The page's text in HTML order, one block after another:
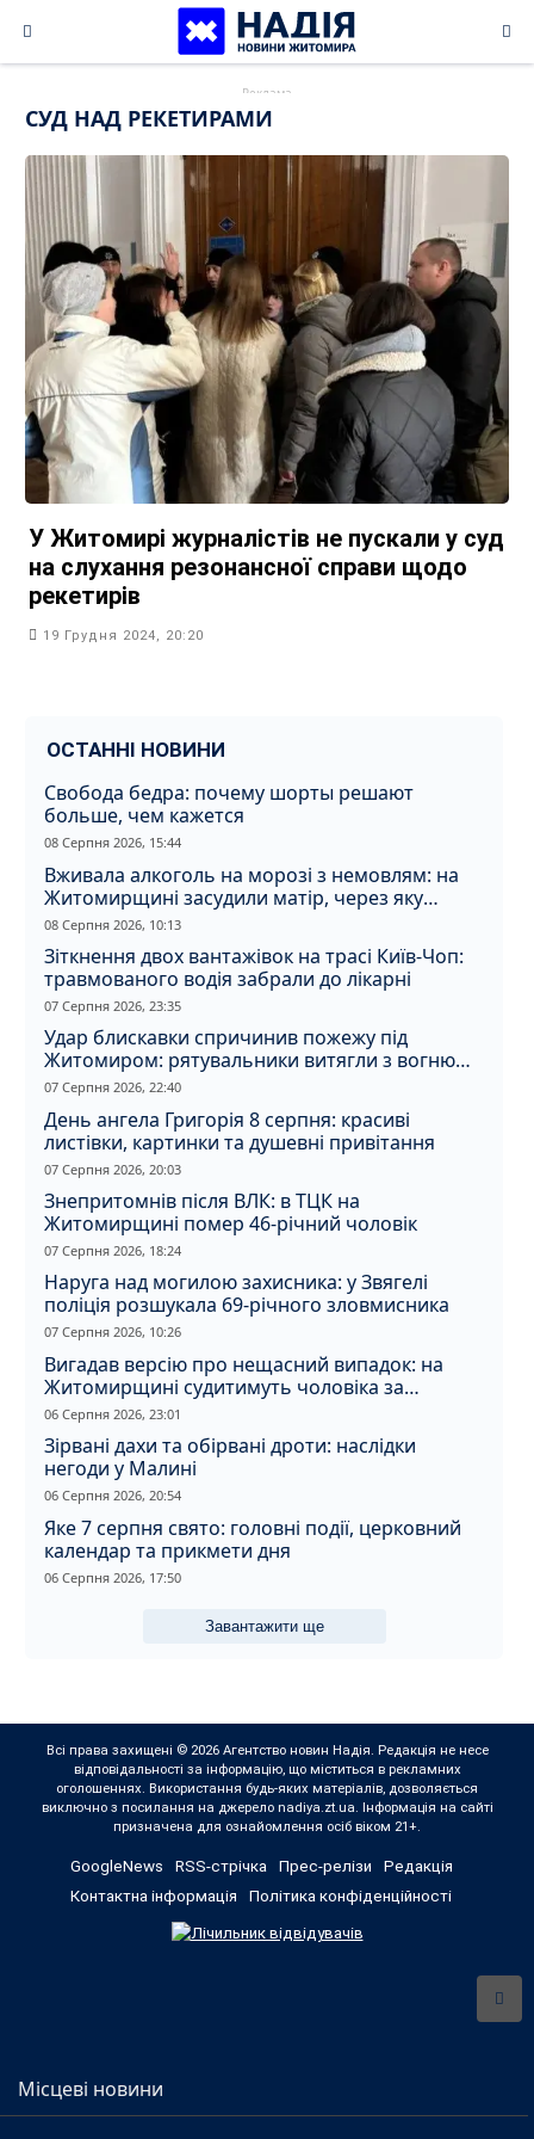
content
СУД НАД РЕКЕТИРАМИ
У Житомирі журналістів не пускали у суд
на слухання резонансної справи щодо
рекетирів
19 Грудня 2024, 20:20
ОСТАННІ НОВИНИ
Свобода бедра: почему шорты решают
больше, чем кажется
08 Серпня 2026, 15:44
Вживала алкоголь на морозі з немовлям: на
Житомирщині засудили матір, через яку
дитина отримала обмороження
08 Серпня 2026, 10:13
Зіткнення двох вантажівок на трасі Київ-Чоп:
травмованого водія забрали до лікарні
07 Серпня 2026, 23:35
Удар блискавки спричинив пожежу під
Житомиром: рятувальники витягли з вогню
кота
07 Серпня 2026, 22:40
День ангела Григорія 8 серпня: красиві
листівки, картинки та душевні привітання
07 Серпня 2026, 20:03
Знепритомнів після ВЛК: в ТЦК на
Житомирщині помер 46-річний чоловік
07 Серпня 2026, 18:24
Наруга над могилою захисника: у Звягелі
поліція розшукала 69-річного зловмисника
07 Серпня 2026, 10:26
Вигадав версію про нещасний випадок: на
Житомирщині судитимуть чоловіка за
вбивство співмешканки
06 Серпня 2026, 23:01
Зірвані дахи та обірвані дроти: наслідки
негоди у Малині
06 Серпня 2026, 20:54
Яке 7 серпня свято: головні події, церковний
календар та прикмети дня
06 Серпня 2026, 17:50
Завантажити ще
Всі права захищені © 2026 Агентство новин Надія. Редакція не несе
відповідальності за інформацію, що міститься в рекламних
оголошеннях. Використання будь-яких матеріалів, дозволяється
виключно з посилання на джерело nadiya.zt.ua. Інформація на сайті
призначена для ознайомлення осіб віком 21+.
GoogleNews RSS-стрічка Прес-релізи
Редакція
Контактна інформація
Політика конфіденційності
Місцеві новини